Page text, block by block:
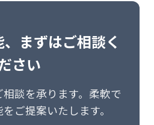
まずはご相談く
さい
談を承ります。柔軟で
ご提案いたします。